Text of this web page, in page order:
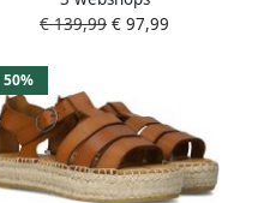
Materiaal: Suède Kleur:
€ 139,99 € 97,99
50%